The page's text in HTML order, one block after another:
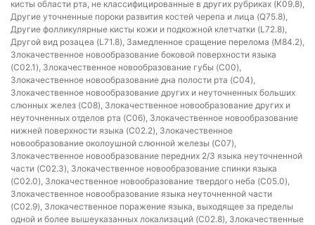
кисты области рта, не классифицированные в других рубриках (K09.8),
Другие уточненные пороки развития костей черепа и лица (Q75.8),
Другие фолликулярные кисты кожи и подкожной клетчатки (L72.8),
Другой вид розацеа (L71.8), Замедленное сращение перелома (M84.2),
Злокачественное новообразование боковой поверхности языка
(C02.1), Злокачественное новообразование губы (C00),
Злокачественное новообразование дна полости рта (C04),
Злокачественное новообразование других и неуточненных больших
слюнных желез (C08), Злокачественное новообразование других и
неуточненных отделов рта (C06), Злокачественное новообразование
нижней поверхности языка (C02.2), Злокачественное
новообразование околоушной слюнной железы (C07),
Злокачественное новообразование передних 2/3 языка неуточненной
части (C02.3), Злокачественное новообразование спинки языка
(C02.0), Злокачественное новообразование твердого неба (C05.0),
Злокачественное новообразование языка неуточненной части
(C02.9), Злокачественное поражение языка, выходящее за пределы
одной и более вышеуказанных локализаций (C02.8), Злокачественные